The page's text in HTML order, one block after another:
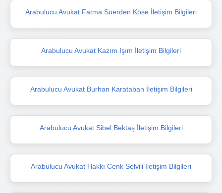
Arabulucu Avukat Fatma Süerden Köse İletişim Bilgileri
Arabulucu Avukat Kazım Işım İletişim Bilgileri
Arabulucu Avukat Burhan Karataban İletişim Bilgileri
Arabulucu Avukat Sibel Bektaş İletişim Bilgileri
Arabulucu Avukat Hakkı Cenk Selvili İletişim Bilgileri